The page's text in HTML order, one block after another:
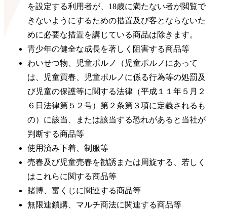
を設定する利用者が、18歳に満たない者が閲覧で
きないようにするための措置及び客とならないた
めに必要な措置を講じている商品は除きます。
青少年の健全な成長を著しく阻害する商品等
わいせつ物、児童ポルノ（児童ポルノにあって
は、児童買春、児童ポルノに係る行為等の処罰及
び児童の保護等に関する法律（平成１１年５月２
６日法律第５２号）第２条第３項に定義されるも
の）に該当、または該当する恐れがあると当社が
判断する商品等
使用済み下着、制服等
売春及び児童売春を勧誘または周旋する、若しく
はこれらに関する商品等
賭博、富くじに関連する商品等
無限連鎖講、マルチ商法に関連する商品等